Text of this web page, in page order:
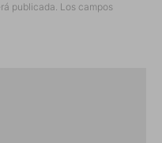
publicada. Los campos